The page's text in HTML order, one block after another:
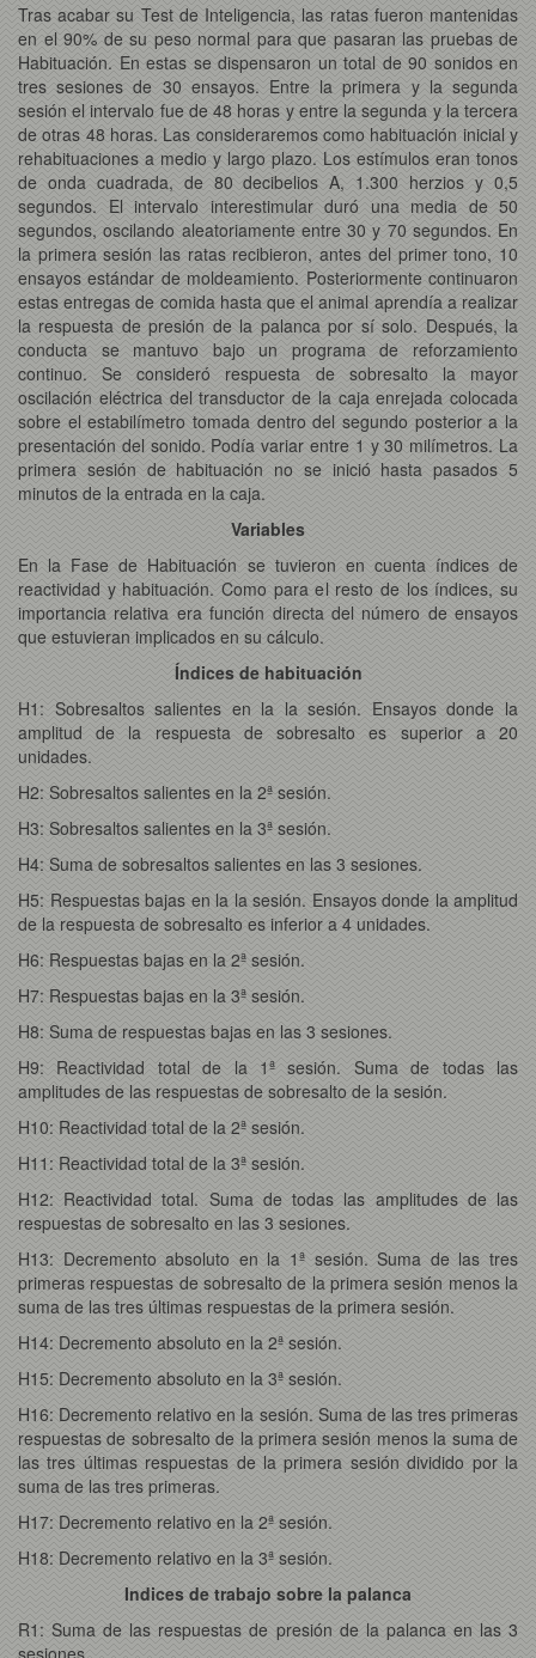
Tras acabar su Test de Inteligencia, las ratas fueron mantenidas
en el 90% de su peso normal para que pasaran las pruebas de
Habituación. En estas se dispensaron un total de 90 sonidos en
tres sesiones de 30 ensayos. Entre la primera y la segunda
sesión el intervalo fue de 48 horas y entre la segunda y la tercera
de otras 48 horas. Las consideraremos como habituación inicial y
rehabituaciones a medio y largo plazo. Los estímulos eran tonos
de onda cuadrada, de 80 decibelios A, 1.300 herzios y 0,5
segundos. El intervalo interestimular duró una media de 50
segundos, oscilando aleatoriamente entre 30 y 70 segundos. En
la primera sesión las ratas recibieron, antes del primer tono, 10
ensayos estándar de moldeamiento. Posteriormente continuaron
estas entregas de comida hasta que el animal aprendía a realizar
la respuesta de presión de la palanca por sí solo. Después, la
conducta se mantuvo bajo un programa de reforzamiento
continuo. Se consideró respuesta de sobresalto la mayor
oscilación eléctrica del transductor de la caja enrejada colocada
sobre el estabilímetro tomada dentro del segundo posterior a la
presentación del sonido. Podía variar entre 1 y 30 milímetros. La
primera sesión de habituación no se inició hasta pasados 5
minutos de la entrada en la caja.
Variables
En la Fase de Habituación se tuvieron en cuenta índices de
reactividad y habituación. Como para el resto de los índices, su
importancia relativa era función directa del número de ensayos
que estuvieran implicados en su cálculo.
Índices de habituación
H1: Sobresaltos salientes en la la sesión. Ensayos donde la
amplitud de la respuesta de sobresalto es superior a 20
unidades.
H2: Sobresaltos salientes en la 2ª sesión.
H3: Sobresaltos salientes en la 3ª sesión.
H4: Suma de sobresaltos salientes en las 3 sesiones.
H5: Respuestas bajas en la la sesión. Ensayos donde la amplitud
de la respuesta de sobresalto es inferior a 4 unidades.
H6: Respuestas bajas en la 2ª sesión.
H7: Respuestas bajas en la 3ª sesión.
H8: Suma de respuestas bajas en las 3 sesiones.
H9: Reactividad total de la 1ª sesión. Suma de todas las
amplitudes de las respuestas de sobresalto de la sesión.
H10: Reactividad total de la 2ª sesión.
H11: Reactividad total de la 3ª sesión.
H12: Reactividad total. Suma de todas las amplitudes de las
respuestas de sobresalto en las 3 sesiones.
H13: Decremento absoluto en la 1ª sesión. Suma de las tres
primeras respuestas de sobresalto de la primera sesión menos la
suma de las tres últimas respuestas de la primera sesión.
H14: Decremento absoluto en la 2ª sesión.
H15: Decremento absoluto en la 3ª sesión.
H16: Decremento relativo en la sesión. Suma de las tres primeras
respuestas de sobresalto de la primera sesión menos la suma de
las tres últimas respuestas de la primera sesión dividido por la
suma de las tres primeras.
H17: Decremento relativo en la 2ª sesión.
H18: Decremento relativo en la 3ª sesión.
Indices de trabajo sobre la palanca
R1: Suma de las respuestas de presión de la palanca en las 3
sesiones.